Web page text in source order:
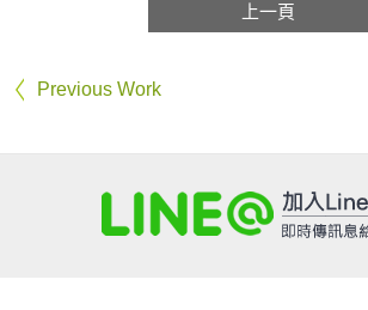
上一頁
Previous Work